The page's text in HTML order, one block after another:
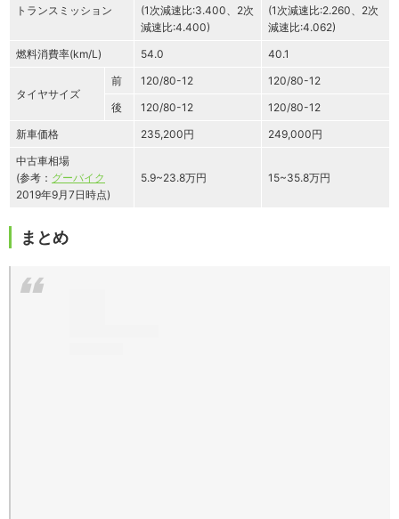
トランスミッション
(1次減速比:3.400、2次
減速比:4.400)
(1次減速比:2.260、2次
減速比:4.062)
燃料消費率(km/L)
54.0 40.1
タイヤサイズ
前 120/80-12
120/80-12
後
120/80-12
120/80-12
新車価格
235,200円
249,000円
中古車相場
(参考： グーバイク
2019年9月7日時点)
5.9~23.8万円 15~35.8万円
まとめ